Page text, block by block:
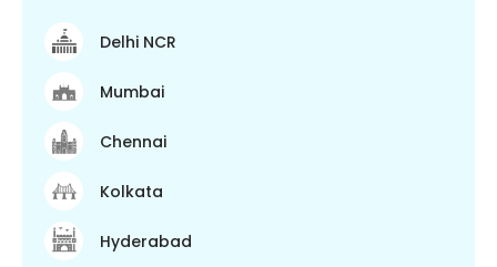
Delhi NCR
Mumbai
Chennai
Kolkata
Hyderabad